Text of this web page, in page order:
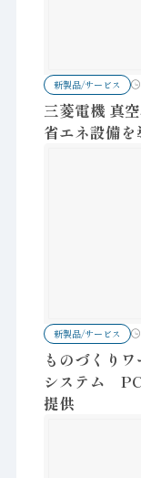
新製品/サービス
三菱電機 真
省エネ設備を
新製品/サービス
ものづくり
システム
提供